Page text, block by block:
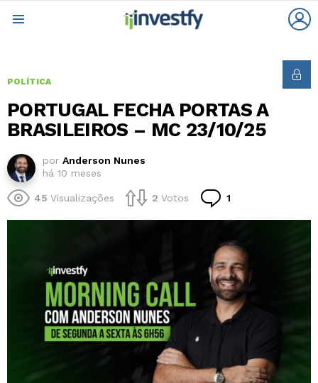
POLÍTICA
PORTUGAL FECHA PORTAS A
BRASILEIROS – MC 23/10/25
por Anderson Nunes
há 10 meses
45 Visualizações 2 Votos 1